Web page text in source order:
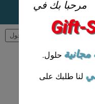
person تسجيل الدخول
مرحبا بك في
مجانية حلول.
لنا طلبك على